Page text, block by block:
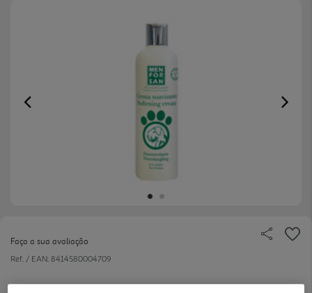
Previous
Faça a sua avaliação
Ref. / EAN: 8414580004709